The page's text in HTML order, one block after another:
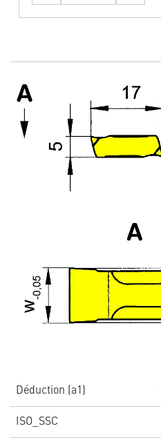
Déduction (a1)
ISO_SSC